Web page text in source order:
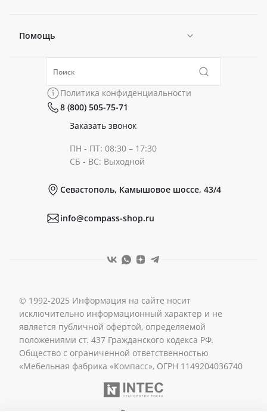
Новости
Политика конфиденциальности
Помощь
Коллекции
Политика конфиденциальности
8 (800) 505-75-71
Заказать звонок
ПН - ПТ: 08:30 – 17:30
СБ - ВС: Выходной
Севастополь, Камышовое шоссе, 43/4
info@compass-shop.ru
© 1992-2025 Информация на сайте носит
исключительно информационный характер и не
является публичной офертой, определяемой
положениями ст. 437 Гражданского кодекса РФ.
Общество с ограниченной ответственностью
«Мебельная фабрика «Компасс», ОГРН 1149204036740